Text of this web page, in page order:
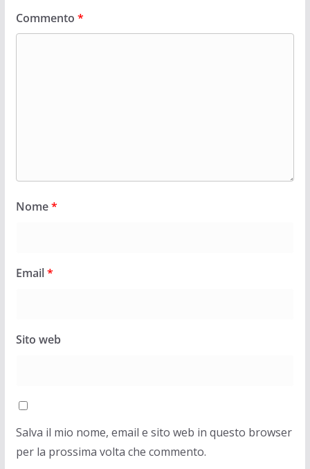
Commento *
Nome*
Email*
Sito web
Salva il mio nome, email e sito web in questo browser
per la prossima volta che commento.